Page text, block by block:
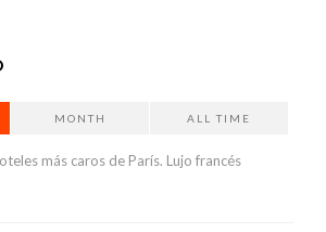
MONTH ALL TIME
más caros de París. Lujo francés